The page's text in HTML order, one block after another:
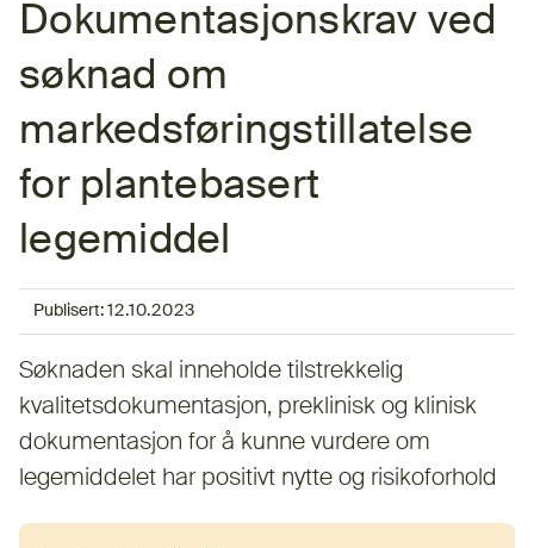
Dokumentasjonskrav ved
søknad om
markedsføringstillatelse
for plantebasert
legemiddel
Publisert: 12.10.2023
Søknaden skal inneholde tilstrekkelig
kvalitetsdokumentasjon, preklinisk og klinisk
dokumentasjon for å kunne vurdere om
legemiddelet har positivt nytte og risikoforhold